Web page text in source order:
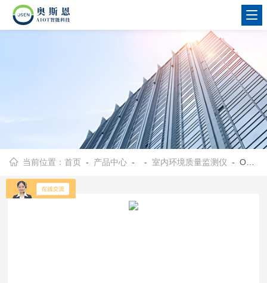
当前位置：首页 - 产品中心 - -室内环境质量监测仪 - OSEN-SN10康养疗养院室内环境因子多参数监测仪器